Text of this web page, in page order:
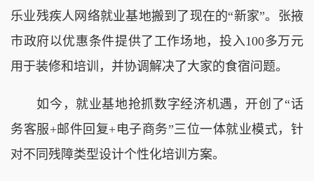
乐业残疾人网络就业基地搬到了现在的“新家”。张掖
市政府以优惠条件提供了工作场地，投入100多万元
用于装修和培训，并协调解决了大家的食宿问题。
如今，就业基地抢抓数字经济机遇，开创了“话
务客服+邮件回复+电子商务”三位一体就业模式，针
对不同残障类型设计个性化培训方案。